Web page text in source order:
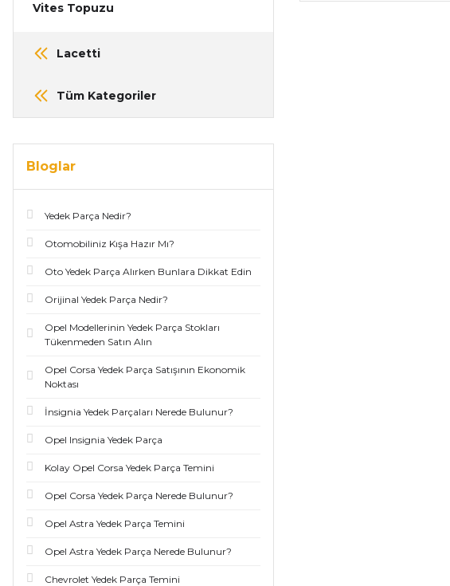
Vites Topuzu
Lacetti
Tüm Kategoriler
Bloglar
Yedek Parça Nedir?
Otomobiliniz Kışa Hazır Mı?
Oto Yedek Parça Alırken Bunlara Dikkat Edin
Orijinal Yedek Parça Nedir?
Opel Modellerinin Yedek Parça Stokları
Tükenmeden Satın Alın
Opel Corsa Yedek Parça Satışının Ekonomik
Noktası
İnsignia Yedek Parçaları Nerede Bulunur?
Opel Insignia Yedek Parça
Kolay Opel Corsa Yedek Parça Temini
Opel Corsa Yedek Parça Nerede Bulunur?
Opel Astra Yedek Parça Temini
Opel Astra Yedek Parça Nerede Bulunur?
Chevrolet Yedek Parça Temini